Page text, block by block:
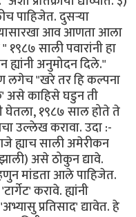
पाहिजेत. दुसर्‍या
आव आणता आला
१९८७ साली पवारांनी हा
अनुमोदन दिले."
लगेच "खरे तर हि कल्पना
असे काहिसे घडुन ती
घेतला, १९८७ साल होते ते
उल्लेख करावा. उदा :-
ह्याच साली अमेरीकन
असे ठोकुन द्यावे.
मांडता आले पाहिजेत.
करावे. ह्यांनी
प्रतिसाद' द्यावेत. हे